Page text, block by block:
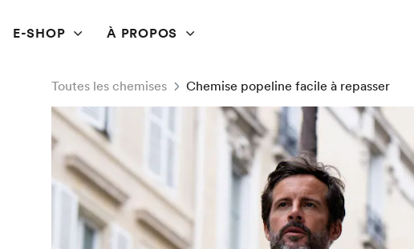
E-SHOP À PROPOS
Toutes les chemises Chemise popeline facile à repasser